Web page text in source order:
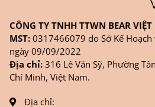
CÔNG TY TNHH TTWN BEAR
MST: 0317466079 do Sở Kế Hoạch
ngày 09/09/2022
Địa chỉ: 316 Lê Văn Sỹ, Phường
Chí Minh, Việt Nam.
Địa chỉ: